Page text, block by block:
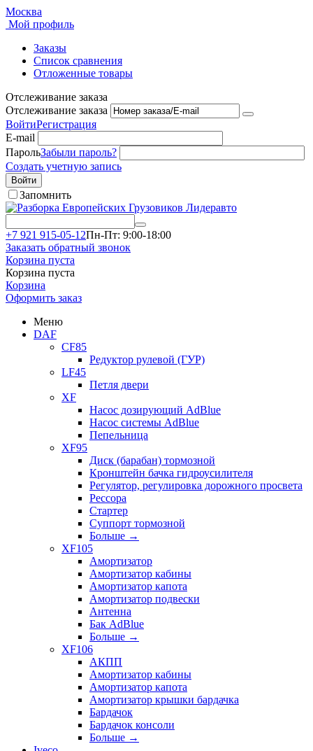
Москва
Мой профиль
Заказы
Список сравнения
Отложенные товары
Отслеживание заказа
Отслеживание заказа
ВойтиРегистрация
E-mail
ПарольЗабыли пароль?
Создать учетную запись
Войти
Запомнить
+7 921 915-05-12Пн-Пт: 9:00-18:00
Заказать обратный звонок
Корзина пуста
Корзина пуста
Корзина
Оформить заказ
Меню
DAF
CF85
Редуктор рулевой (ГУР)
LF45
Петля двери
XF
Насос дозирующий AdBlue
Насос системы AdBlue
Пепельница
XF95
Диск (барабан) тормозной
Кронштейн бачка гидроусилителя
Регулятор, регулировка дорожного просвета
Рессора
Стартер
Суппорт тормозной
Больше →
XF105
Амортизатор
Амортизатор кабины
Амортизатор капота
Амортизатор подвески
Антенна
Бак AdBlue
Больше →
XF106
АКПП
Амортизатор кабины
Амортизатор капота
Амортизатор крышки бардачка
Бардачок
Бардачок консоли
Больше →